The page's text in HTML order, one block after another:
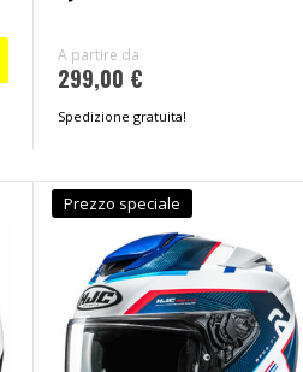
A partire da
299,00 €
Spedizione gratuita!
Prezzo speciale